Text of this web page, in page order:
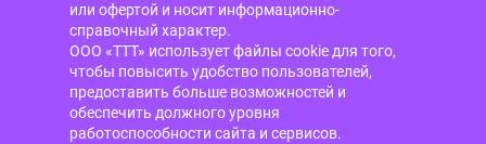
или офертой и носит информационно-
справочный характер.
ООО «ТТТ» использует файлы cookie для того,
чтобы повысить удобство пользователей,
предоставить больше возможностей и
обеспечить должного уровня
работоспособности сайта и сервисов.